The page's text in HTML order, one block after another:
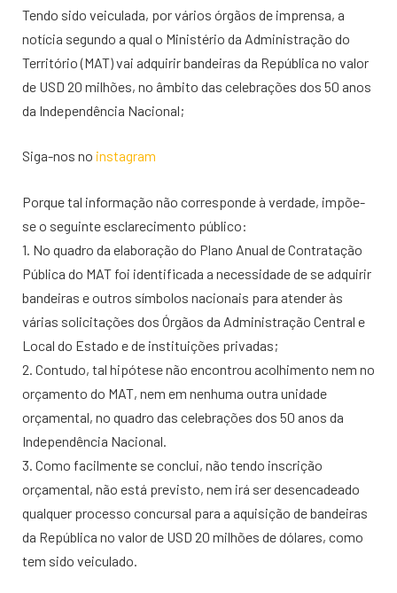
Tendo sido veiculada, por vários órgãos de imprensa, a
notícia segundo a qual o Ministério da Administração do
Território (MAT) vai adquirir bandeiras da República no valor
de USD 20 milhões, no âmbito das celebrações dos 50 anos
da Independência Nacional;
Siga-nos no instagram
Porque tal informação não corresponde à verdade, impõe-
se o seguinte esclarecimento público:
1. No quadro da elaboração do Plano Anual de Contratação
Pública do MAT foi identificada a necessidade de se adquirir
bandeiras e outros símbolos nacionais para atender às
várias solicitações dos Órgãos da Administração Central e
Local do Estado e de instituições privadas;
2. Contudo, tal hipótese não encontrou acolhimento nem no
orçamento do MAT, nem em nenhuma outra unidade
orçamental, no quadro das celebrações dos 50 anos da
Independência Nacional.
3. Como facilmente se conclui, não tendo inscrição
orçamental, não está previsto, nem irá ser desencadeado
qualquer processo concursal para a aquisição de bandeiras
da República no valor de USD 20 milhões de dólares, como
tem sido veiculado.